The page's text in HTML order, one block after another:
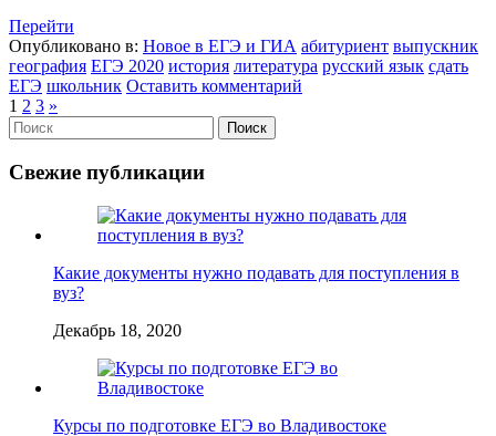
Перейти
Опубликовано в: Новое в ЕГЭ и ГИА абитуриент выпускник
география ЕГЭ 2020 история литература русский язык сдать
ЕГЭ школьник Оставить комментарий
1 2 3 »
Свежие публикации
Какие документы нужно подавать для поступления в
вуз?
Декабрь 18, 2020
Курсы по подготовке ЕГЭ во Владивостоке